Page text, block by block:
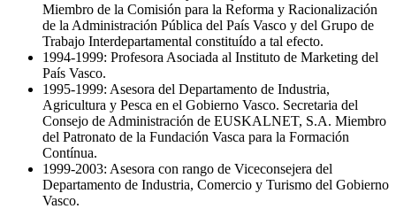
Miembro de la Comisión para la Reforma y Racionalización
de la Administración Pública del País Vasco y del Grupo de
Trabajo Interdepartamental constituído a tal efecto.
1994-1999: Profesora Asociada al Instituto de Marketing del
País Vasco.
1995-1999: Asesora del Departamento de Industria,
Agricultura y Pesca en el Gobierno Vasco. Secretaria del
Consejo de Administración de EUSKALNET, S.A. Miembro
del Patronato de la Fundación Vasca para la Formación
Contínua.
1999-2003: Asesora con rango de Viceconsejera del
Departamento de Industria, Comercio y Turismo del Gobierno
Vasco.